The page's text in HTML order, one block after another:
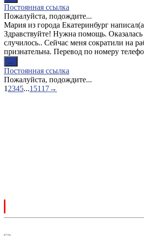
этот
метабокс
в
другое
состояние.
Постоянная ссылка
Пожалуйста, подождите...
Мария из города Екатеринбург
Здравствуйте! Нужна помощь.
случилось.. Сейчас меня сократили на
признательна. Перевод по номеру
этот
метабокс
в
другое
Постоянная ссылка
Пожалуйста, подождите...
Навигация
1 2345...15117→